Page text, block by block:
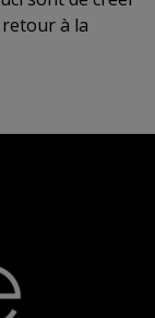
retour à la